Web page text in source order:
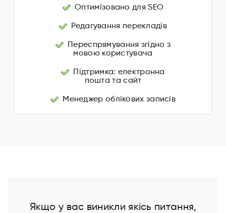
Оптимізовано для SEO
Редагування перекладів
Переспрямування згідно з
мовою користувача
Підтримка: електронна
пошта та сайт
Менеджер облікових записів
Якщо у вас виникли якісь питання,